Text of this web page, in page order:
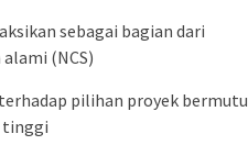
sebagai bagian dari
(NCS)
pilihan proyek bermutu
tinggi